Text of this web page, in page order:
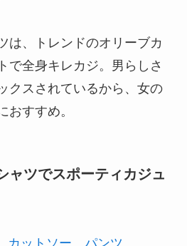
は、トレンドのオリーブカ
で全身キレカジ。男らしさ
クスされているから、女の
おすすめ。
ャツでスポーティカジュ